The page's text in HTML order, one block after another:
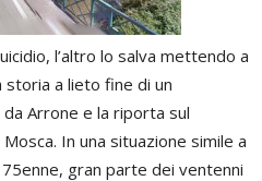
l’altro lo salva mettendo a
a lieto fine di un
Arrone e la riporta sul
In una situazione simile a
gran parte dei ventenni